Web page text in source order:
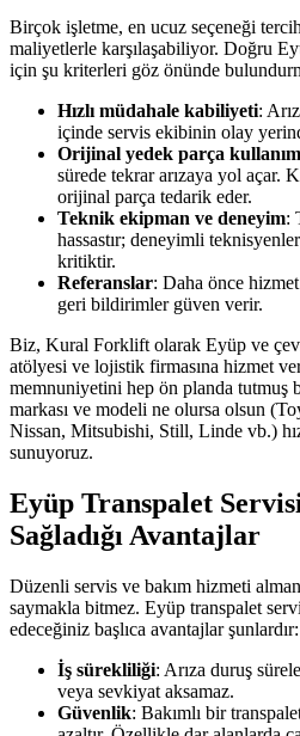
Birçok işletme, en ucuz seçeneği
maliyetlerle karşılaşabiliyor. Doğru
için şu kriterleri göz önünde
Hızlı müdahale kabiliyeti:
içinde servis ekibinin olay
Orijinal yedek parça
sürede tekrar arızaya yol açar.
orijinal parça tedarik eder.
Teknik ekipman ve deneyim:
hassastır; deneyimli
kritiktir.
Referanslar: Daha önce
geri bildirimler güven verir.
Biz, Kural Forklift olarak Eyüp ve
atölyesi ve lojistik firmasına hizmet
memnuniyetini hep ön planda tutmuş
markası ve modeli ne olursa olsun
Nissan, Mitsubishi, Still, Linde vb.)
sunuyoruz.
Eyüp Transpalet
Sağladığı Avantajlar
Düzenli servis ve bakım hizmeti
saymakla bitmez. Eyüp transpalet
edeceğiniz başlıca avantajlar şunlardır:
İş sürekliliği: Arıza duruş
veya sevkiyat aksamaz.
Güvenlik: Bakımlı bir